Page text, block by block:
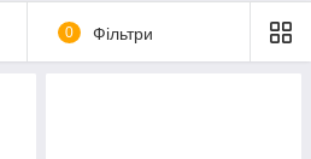
0 Фільтри